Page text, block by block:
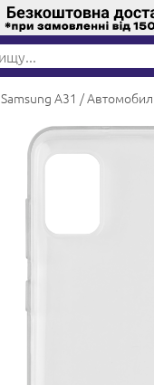
Samsung A31